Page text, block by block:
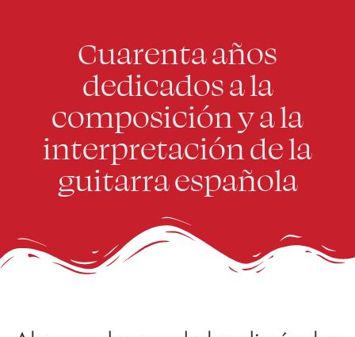
Cuarenta años
dedicados a la
composición y a la
interpretación de la
guitarra española